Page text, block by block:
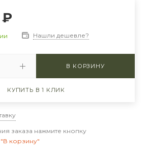
₽
Нашли дешевле?
В КОРЗИНУ
КУПИТЬ В 1 КЛИК
заказа нажмите кнопку
"В корзину"